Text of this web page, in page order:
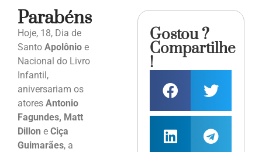
Parabéns
Hoje, 18, Dia de
Santo Apolônio e
Nacional do Livro
Infantil,
aniversariam os
atores Antonio
Fagundes, Matt
Dillon e Ciça
Guimarães, a
Gostou ?
Compartilhe
!